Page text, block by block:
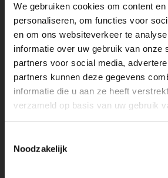
We gebruiken cookies om content
personaliseren, om functies voor
en om ons websiteverkeer te
informatie over uw gebruik van onze
partners voor social media,
partners kunnen deze gegevens
informatie die u aan ze heeft
verzameld op basis van uw gebruik
Noodzakelijk
Dit meubel
jouw wensen? Zo
Verzending
Maatwerk staal